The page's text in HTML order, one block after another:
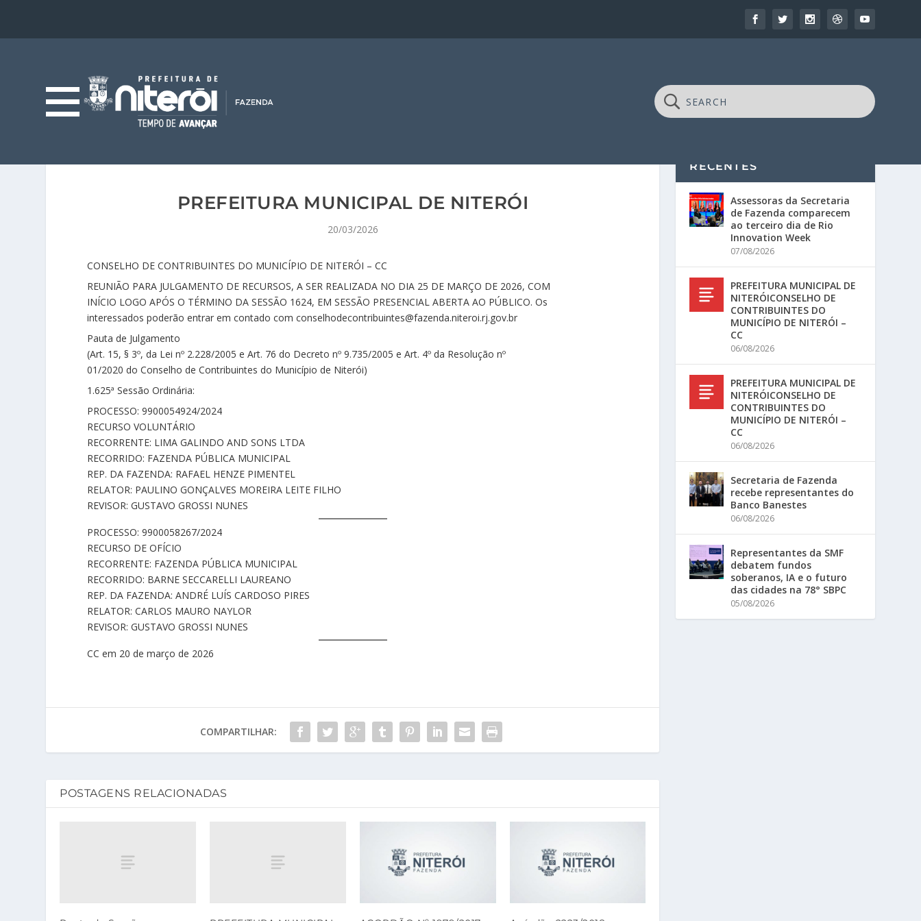
PREFEITURA MUNICIPAL DE NITERÓI
20/03/2026
CONSELHO DE CONTRIBUINTES DO MUNICÍPIO DE NITERÓI – CC
REUNIÃO PARA JULGAMENTO DE RECURSOS, A SER REALIZADA NO DIA 25 DE MARÇO DE 2026, COM
INÍCIO LOGO APÓS O TÉRMINO DA SESSÃO 1624, EM SESSÃO PRESENCIAL ABERTA AO PÚBLICO. Os
interessados poderão entrar em contado com conselhodecontribuintes@fazenda.niteroi.rj.gov.br
Pauta de Julgamento
(Art. 15, § 3º, da Lei nº 2.228/2005 e Art. 76 do Decreto nº 9.735/2005 e Art. 4º da Resolução nº
01/2020 do Conselho de Contribuintes do Município de Niterói)
1.625ª Sessão Ordinária:
PROCESSO: 9900054924/2024
RECURSO VOLUNTÁRIO
RECORRENTE: LIMA GALINDO AND SONS LTDA
RECORRIDO: FAZENDA PÚBLICA MUNICIPAL
REP. DA FAZENDA: RAFAEL HENZE PIMENTEL
RELATOR: PAULINO GONÇALVES MOREIRA LEITE FILHO
REVISOR: GUSTAVO GROSSI NUNES
PROCESSO: 9900058267/2024
RECURSO DE OFÍCIO
RECORRENTE: FAZENDA PÚBLICA MUNICIPAL
RECORRIDO: BARNE SECCARELLI LAUREANO
REP. DA FAZENDA: ANDRÉ LUÍS CARDOSO PIRES
RELATOR: CARLOS MAURO NAYLOR
REVISOR: GUSTAVO GROSSI NUNES
CC em 20 de março de 2026
COMPARTILHAR:
POSTAGENS RELACIONADAS
RECENTES
Assessoras da Secretaria
de Fazenda comparecem
ao terceiro dia de Rio
Innovation Week
07/08/2026
PREFEITURA MUNICIPAL DE
NITERÓICONSELHO DE
CONTRIBUINTES DO
MUNICÍPIO DE NITERÓI –
CC
06/08/2026
PREFEITURA MUNICIPAL DE
NITERÓICONSELHO DE
CONTRIBUINTES DO
MUNICÍPIO DE NITERÓI –
CC
06/08/2026
Secretaria de Fazenda
recebe representantes do
Banco Banestes
06/08/2026
Representantes da SMF
debatem fundos
soberanos, IA e o futuro
das cidades na 78° SBPC
05/08/2026